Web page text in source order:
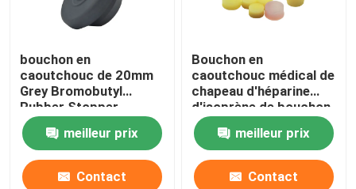
bouchon en
caoutchouc de 20mm
Grey Bromobutyl
Rubber Stopper
Medical pour la fiole
d'injectionmeilleur prix
Contact
Bouchon en
caoutchouc médical de
chapeau d'héparine
d'isoprène de bouchon
d'héparine
meilleur prix
Contact